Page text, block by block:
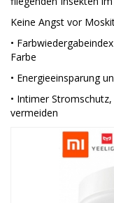
Keine Angst vor
•
Farbe
• Energieeinsparung
• Intimer
vermeiden